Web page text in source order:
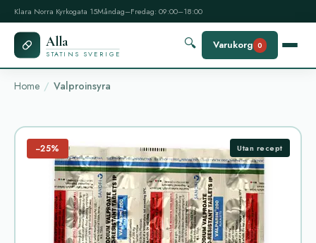
Klara Norra Kyrkogata 15Måndag–Fredag: 09:00–18:00
Alla
STATINS SVERIGE
🔍 Varukorg 0
Home Valproinsyra
−25% Utan recept